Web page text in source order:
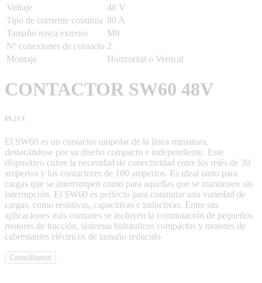
Voltaje
48 V
Tipo de corriente continua 80 A
Tamaño rosca exterior
M8
Nº conexiones de contacto 2
Montaje
Horizontal o Vertical
CONTACTOR SW60 48V
69,23 €
El SW60 es un contactor unipolar de la línea miniatura,
destacándose por su diseño compacto e independiente. Este
dispositivo cubre la necesidad de conectividad entre los relés de 30
amperios y los contactores de 100 amperios. Es ideal tanto para
cargas que se interrumpen como para aquellas que se mantienen sin
interrupción. El SW60 es perfecto para conmutar una variedad de
cargas, como resistivas, capacitivas e inductivas. Entre sus
aplicaciones más comunes se incluyen la conmutación de pequeños
motores de tracción, sistemas hidráulicos compactos y motores de
cabrestantes eléctricos de tamaño reducido
Consúltanos